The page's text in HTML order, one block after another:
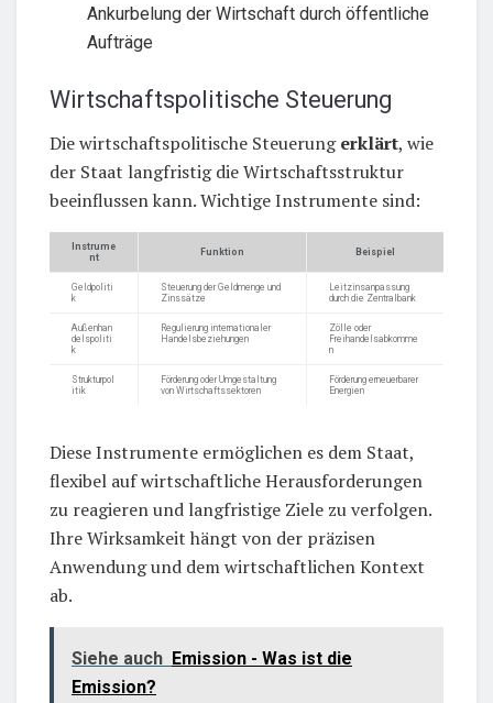
Ankurbelung der Wirtschaft durch öffentliche
Aufträge
Wirtschaftspolitische Steuerung
Die wirtschaftspolitische Steuerungerklärt, wie
der Staat langfristig die Wirtschaftsstruktur
beeinflussen kann. Wichtige Instrumente sind:
Instrume
nt
Funktion Beispiel
Geldpoliti
k
Steuerung der Geldmenge und
Zinssätze
Leitzinsanpassung
durch die Zentralbank
Außenhan
delspoliti
k
Regulierung internationaler
Handelsbeziehungen
Zölle oder
Freihandelsabkomme
n
Strukturpol
itik
Förderung oder Umgestaltung
von Wirtschaftssektoren
Förderung erneuerbarer
Energien
Diese Instrumente ermöglichen es dem Staat,
flexibel auf wirtschaftliche Herausforderungen
zu reagieren und langfristige Ziele zu verfolgen.
Ihre Wirksamkeit hängt von der präzisen
Anwendung und dem wirtschaftlichen Kontext
ab.
Siehe auch Emission - Was ist die
Emission?